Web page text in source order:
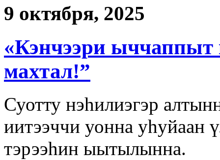
9 октября, 2025
«Кэнчээри ыччаппыт
махтал!”
Суотту нэһилиэгэр
иитээччи уонна уһуйаан
тэрээһин ыытылынна.